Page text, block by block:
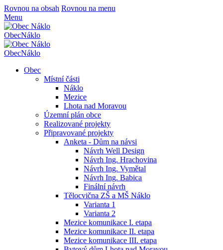
Rovnou na obsah Rovnou na menu
Menu
ObecNáklo
ObecNáklo
Obec
Místní části
Náklo
Mezice
Lhota nad Moravou
Územní plán obce
Realizované projekty
Připravované projekty
Anketa - Dům na návsi
Návrh Well Design
Návrh Ing. Hrachovina
Návrh Ing. Vymětal
Návrh Ing. Babica
Finální návrh
Tělocvična ZŠ a MŠ Náklo
Varianta 1
Varianta 2
Mezice komunikace I. etapa
Mezice komunikace II. etapa
Mezice komunikace III. etapa